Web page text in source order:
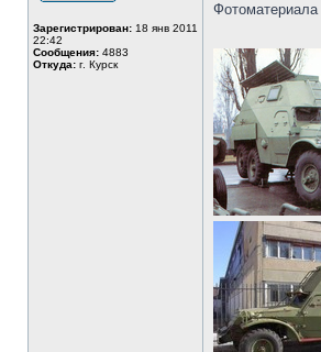
Зарегистрирован: 18 янв 2011
22:42
Сообщения: 4883
Откуда: г. Курск